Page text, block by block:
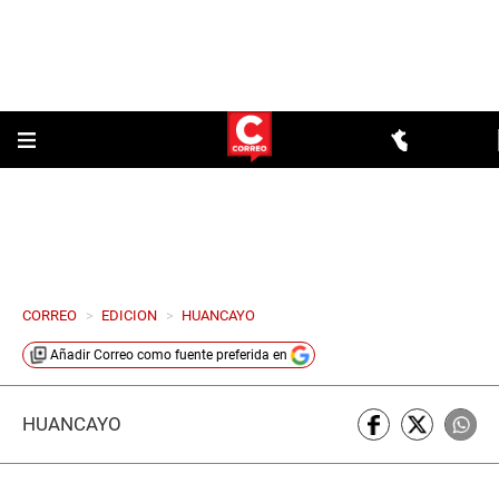
CORREO > EDICION > HUANCAYO
Añadir Correo como fuente preferida en
HUANCAYO